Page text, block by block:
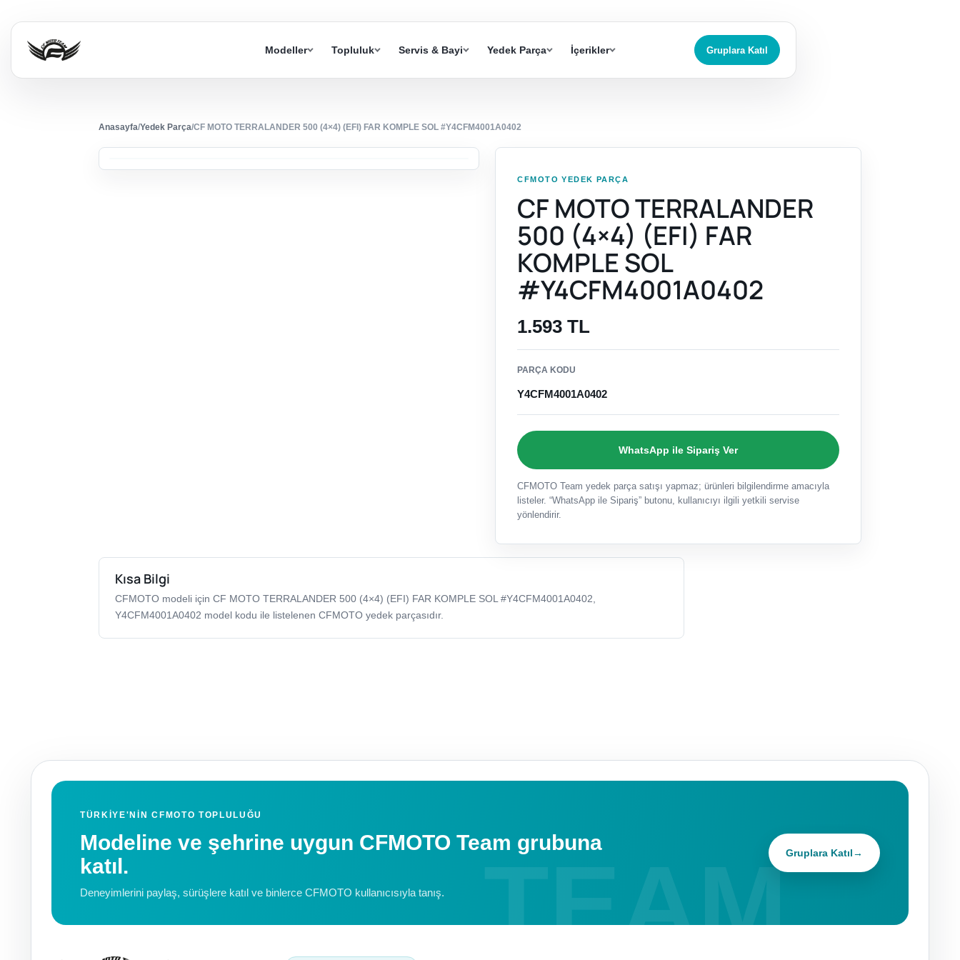
Modeller Topluluk Servis & Bayi Yedek Parça İçerikler Gruplara Katıl
Anasayfa/Yedek Parça/CF MOTO TERRALANDER 500 (4×4) (EFI) FAR KOMPLE SOL #Y4CFM4001A0402
CFMOTO YEDEK PARÇA
CF MOTO TERRALANDER
500 (4×4) (EFI) FAR
KOMPLE SOL
#Y4CFM4001A0402
1.593 TL
PARÇA KODU
Y4CFM4001A0402
WhatsApp ile Sipariş Ver
CFMOTO Team yedek parça satışı yapmaz; ürünleri bilgilendirme amacıyla
listeler. “WhatsApp ile Sipariş” butonu, kullanıcıyı ilgili yetkili servise
yönlendirir.
Kısa Bilgi
CFMOTO modeli için CF MOTO TERRALANDER 500 (4×4) (EFI) FAR KOMPLE SOL #Y4CFM4001A0402,
Y4CFM4001A0402 model kodu ile listelenen CFMOTO yedek parçasıdır.
TÜRKIYE'NIN CFMOTO TOPLULUĞU
Modeline ve şehrine uygun CFMOTO Team grubuna
katıl.
Deneyimlerini paylaş, sürüşlere katıl ve binlerce CFMOTO kullanıcısıyla tanış.
Gruplara Katıl→